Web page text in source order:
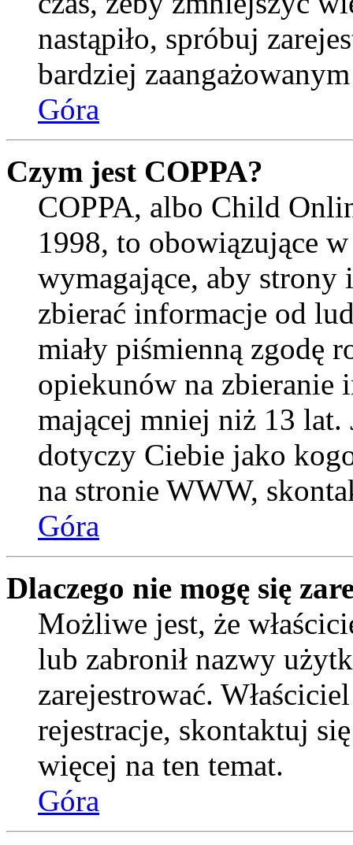
nastąpiło, spróbuj
bardziej
Góra
Czym jest COPPA?
COPPA, albo Child
1998, to obowiązujące
wymagające, aby strony
zbierać informacje od
miały piśmienną zgodę
opiekunów na zbieranie
mającej mniej niż 13 lat.
dotyczy Ciebie jako
na stronie WWW,
Góra
Dlaczego nie mogę się
Możliwe jest, że
lub zabronił nazwy
zarejestrować.
rejestracje, skontaktuj
więcej na ten temat.
Góra